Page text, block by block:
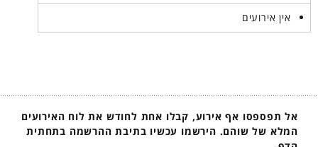
אין אירועים
אל תפספסו אף אירוע, קבלו אחת לחודש את לוח האירועים
המלא של שוהם. הירשמו עכשיו בתיבת ההרשמה בתחתית